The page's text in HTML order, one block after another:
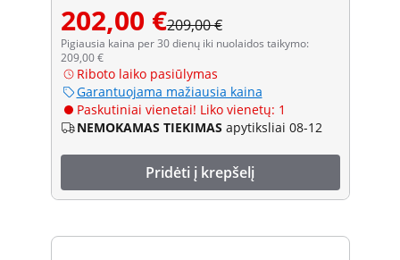
202,00 €209,00 €
Pigiausia kaina per 30 dienų iki nuolaidos taikymo:
209,00 €
Riboto laiko pasiūlymas
Garantuojama mažiausia kaina
Paskutiniai vienetai! Liko vienetų: 1
NEMOKAMAS TIEKIMAS apytiksliai 08-12
Pridėti į krepšelį